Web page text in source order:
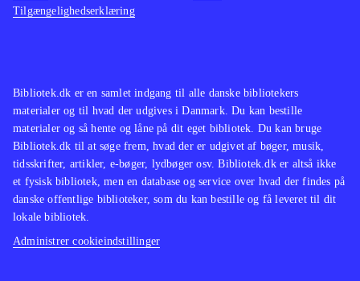
Bibliotek.dk er en samlet indgang til alle danske bibliotekers
materialer og til hvad der udgives i Danmark. Du kan bestille
materialer og så hente og låne på dit eget bibliotek. Du kan bruge
Bibliotek.dk til at søge frem, hvad der er udgivet af bøger, musik,
tidsskrifter, artikler, e-bøger, lydbøger osv. Bibliotek.dk er altså ikke
et fysisk bibliotek, men en database og service over hvad der findes på
danske offentlige biblioteker, som du kan bestille og få leveret til dit
lokale bibliotek.
Administrer cookieindstillinger
Tilgængelighedserklæring